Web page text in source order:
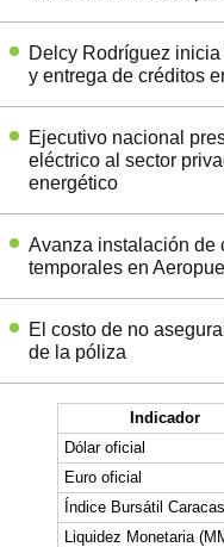
Delcy Rodríguez
y entrega de créditos
Ejecutivo nacional
eléctrico al sector
energético
Avanza instalación de
temporales en
El costo de no
de la póliza
Indicador
Dólar oficial
Euro oficial
Índice Bursátil
Liquidez Monetaria